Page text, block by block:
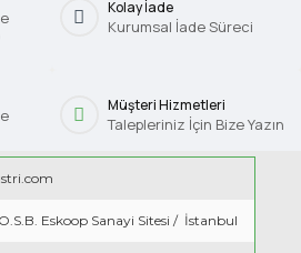
Kolay İade
Kurumsal İade Süreci
Müşteri Hizmetleri
Talepleriniz İçin Bize Yazın
Eskoop Sanayi Sitesi / İstanbul